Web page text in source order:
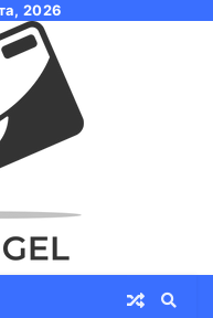
2026